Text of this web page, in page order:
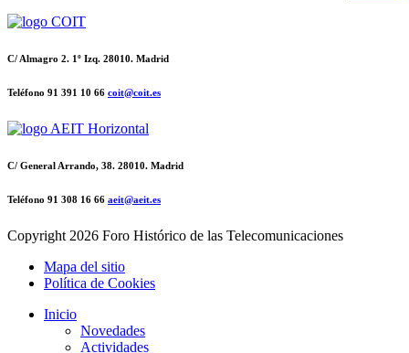
C/ Almagro 2. 1º Izq. 28010. Madrid
Teléfono 91 391 10 66 coit@coit.es
C/ General Arrando, 38. 28010. Madrid
Teléfono 91 308 16 66 aeit@aeit.es
Copyright 2026 Foro Histórico de las Telecomunicaciones
Mapa del sitio
Política de Cookies
Inicio
Novedades
Actividades